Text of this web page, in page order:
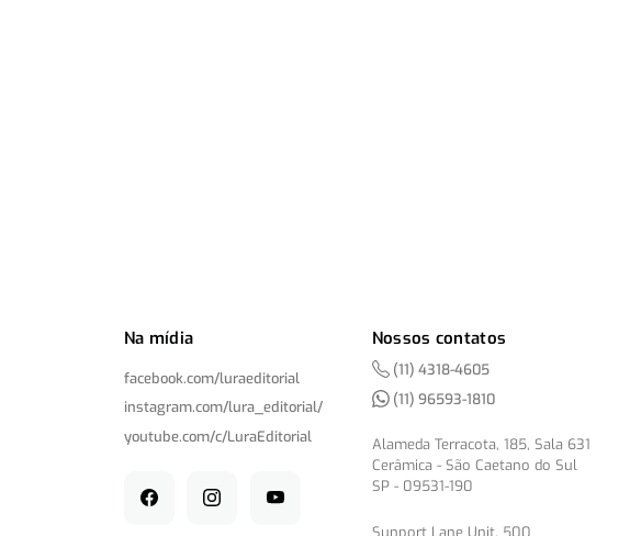
Na mídia
facebook.com/luraeditorial
instagram.com/lura_editorial/
youtube.com/c/LuraEditorial
Nossos contatos
(11) 4318-4605
(11) 96593-1810
Alameda Terracota, 185, Sala 631
Cerâmica - São Caetano do Sul
SP - 09531-190
Sunport Lane Unit, 500